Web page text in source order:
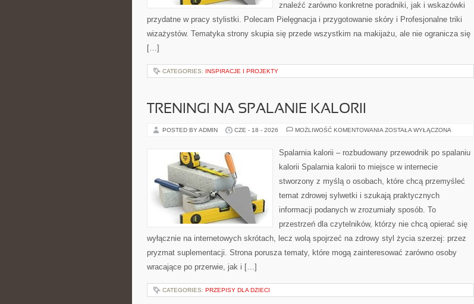
znaleźć zarówno konkretne poradniki, jak i wskazówki
przydatne w pracy stylistki. Polecam Pielęgnacja i przygotowanie skóry i Profesjonalne triki
wizażystów. Tematyka strony skupia się przede wszystkim na makijażu, ale nie ogranicza się
[…]
CATEGORIES: INSPIRACJE I PROJEKTY
TRENINGI NA SPALANIE KALORII
POSTED BY ADMIN CZE - 18 - 2026 MOŻLIWOŚĆ KOMENTOWANIA TRENINGI
ZOSTAŁA WYŁĄCZONA
Spalarnia kalorii – rozbudowany przewodnik po spalaniu
kalorii Spalarnia kalorii to miejsce w internecie
stworzony z myślą o osobach, które chcą przemyśleć
temat zdrowej sylwetki i szukają praktycznych
informacji podanych w zrozumiały sposób. To
przestrzeń dla czytelników, którzy nie chcą opierać się
wyłącznie na internetowych skrótach, lecz wolą spojrzeć na zdrowy styl życia szerzej: przez
pryzmat suplementacji. Strona porusza tematy, które mogą zainteresować zarówno osoby
wracające po przerwie, jak i […]
CATEGORIES: PRZEPISY DLA DZIECI